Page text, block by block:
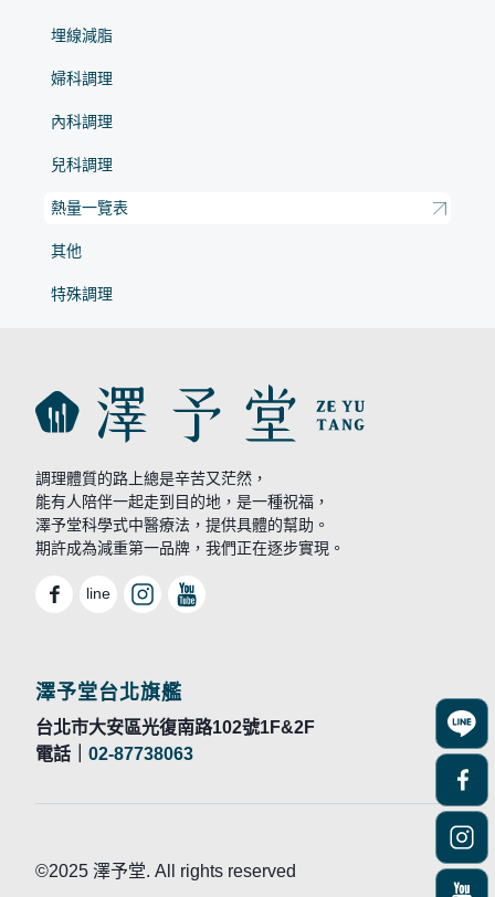
埋線減脂
婦科調理
內科調理
兒科調理
熱量一覽表
其他
特殊調理
調理體質的路上總是辛苦又茫然，
能有人陪伴一起走到目的地，是一種祝福，
澤予堂科學式中醫療法，提供具體的幫助。
期許成為減重第一品牌，我們正在逐步實現。
line
澤予堂台北旗艦
台北市大安區光復南路102號1F&2F
電話｜ 02-87738063
©2025 澤予堂. All rights reserved